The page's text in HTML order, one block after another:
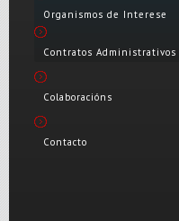
Organismos de Interese
Contratos Administrativos
Colaboracións
Contacto